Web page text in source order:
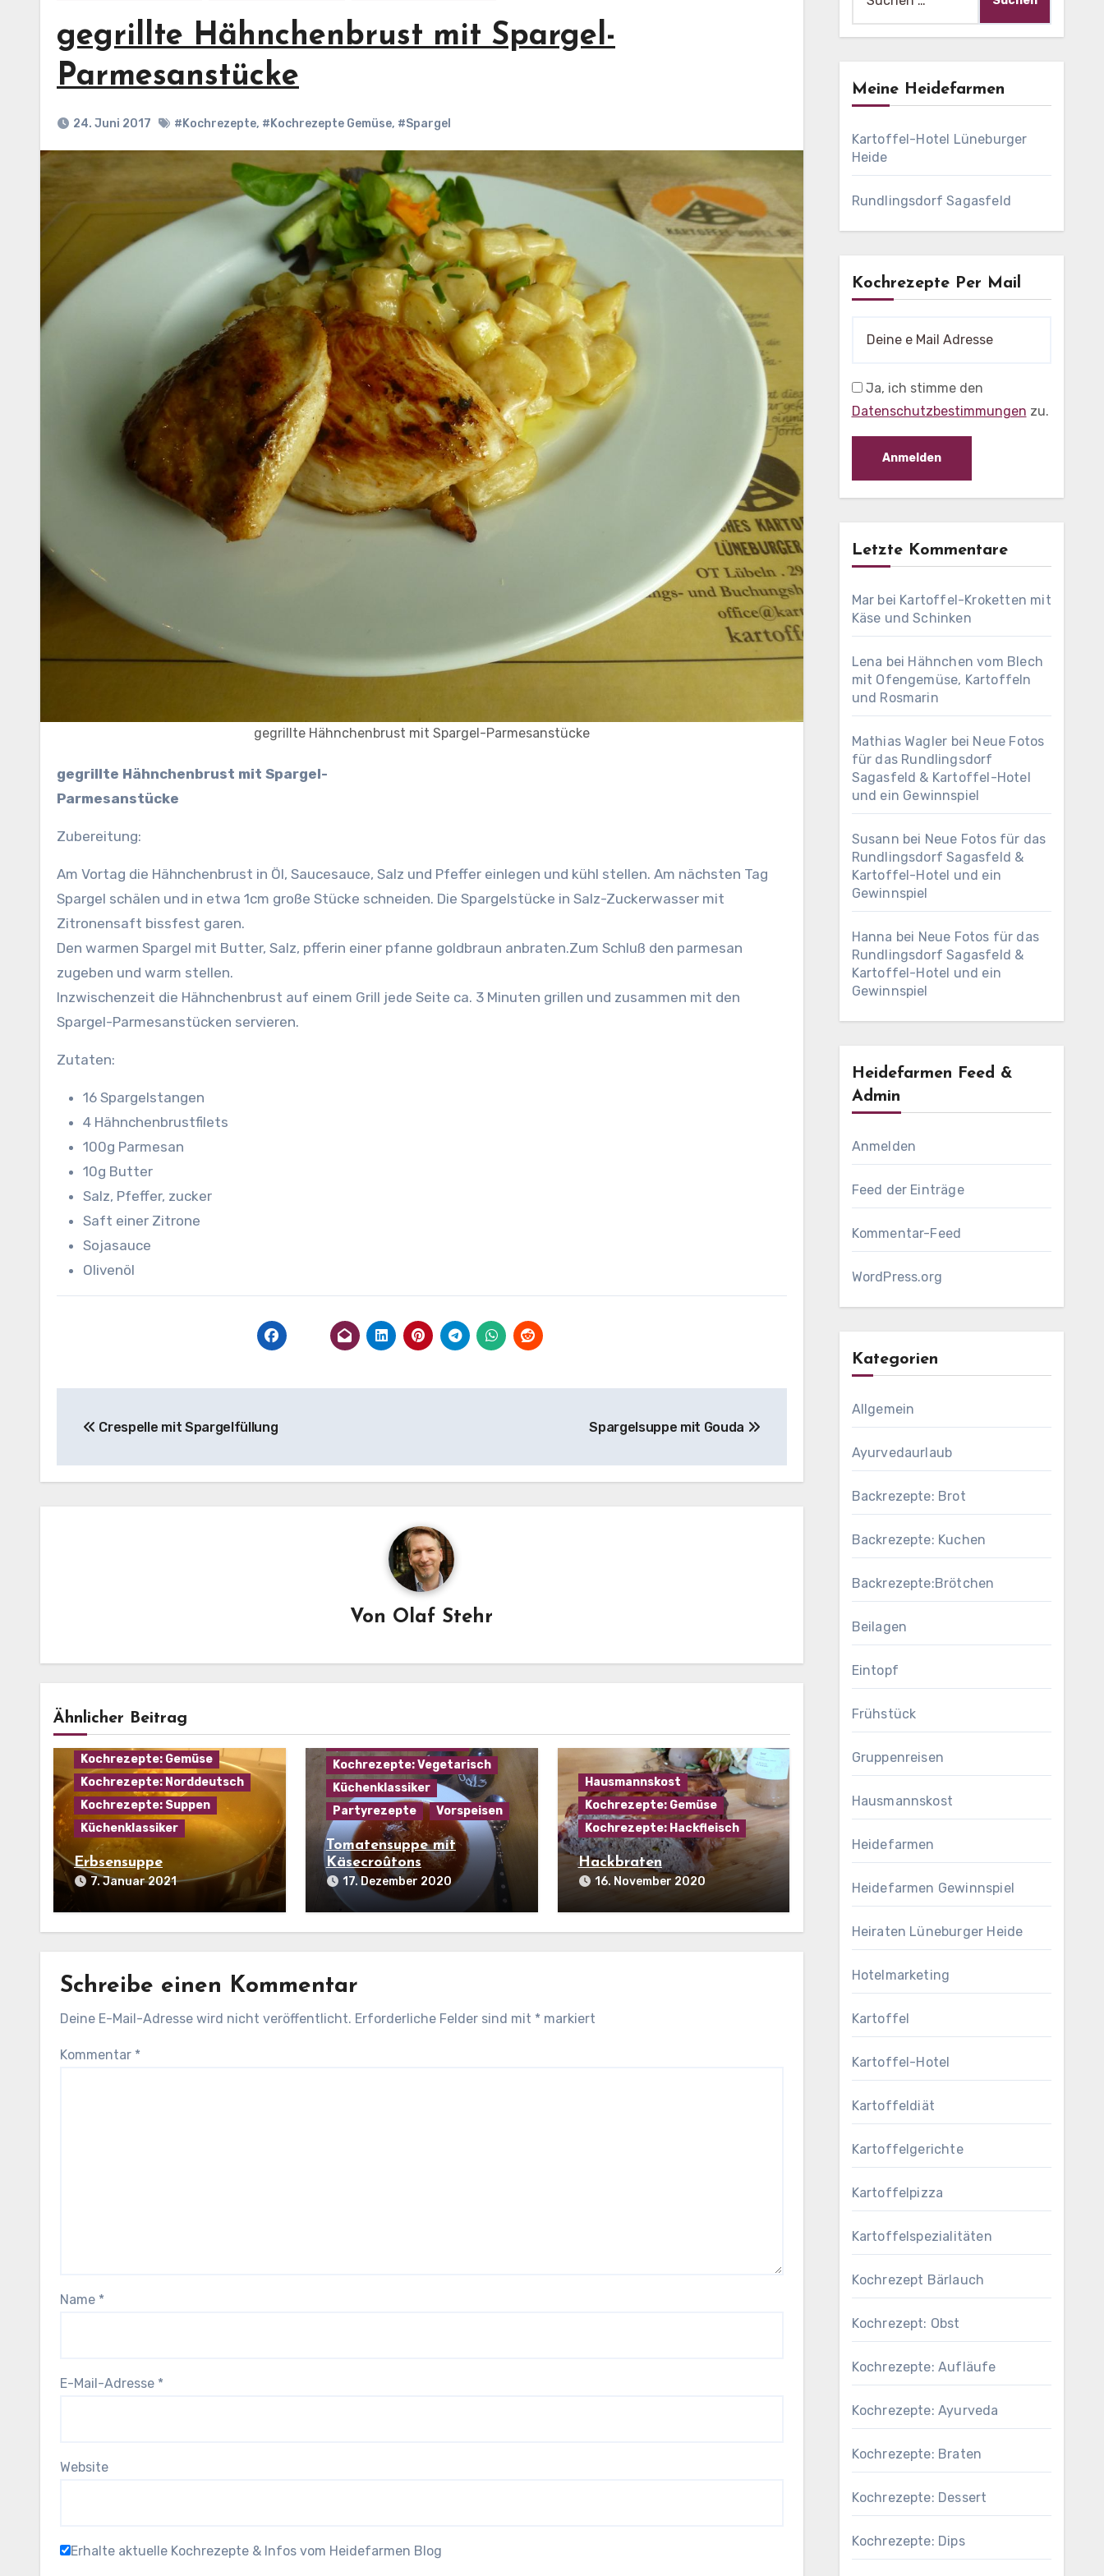
gegrillte Hähnchenbrust mit Spargel-
Parmesanstücke
24. Juni 2017 #Kochrezepte, #Kochrezepte Gemüse, #Spargel
gegrillte Hähnchenbrust mit Spargel-Parmesanstücke
gegrillte Hähnchenbrust mit Spargel-
Parmesanstücke
Zubereitung:
Am Vortag die Hähnchenbrust in Öl, Saucesauce, Salz und Pfeffer einlegen und kühl stellen. Am nächsten Tag
Spargel schälen und in etwa 1cm große Stücke schneiden. Die Spargelstücke in Salz-Zuckerwasser mit
Zitronensaft bissfest garen.
Den warmen Spargel mit Butter, Salz, pfferin einer pfanne goldbraun anbraten.Zum Schluß den parmesan
zugeben und warm stellen.
Inzwischenzeit die Hähnchenbrust auf einem Grill jede Seite ca. 3 Minuten grillen und zusammen mit den
Spargel-Parmesanstücken servieren.
Zutaten:
16 Spargelstangen
4 Hähnchenbrustfilets
100g Parmesan
10g Butter
Salz, Pfeffer, zucker
Saft einer Zitrone
Sojasauce
Olivenöl
Crespelle mit Spargelfüllung Spargelsuppe mit Gouda
Von Olaf Stehr
Ähnlicher Beitrag
Eintopf
Hausmannskost
Kochrezepte: Fleisch
Kochrezepte: Gemüse
Kochrezepte: Norddeutsch
Kochrezepte: Suppen
Küchenklassiker
Erbsensuppe
7. Januar 2021
Kochrezepte: Vegetarisch
Küchenklassiker
Partyrezepte
Vorspeisen
Tomatensuppe mit
Käsecroûtons
17. Dezember 2020
Hausmannskost
Kochrezepte: Gemüse
Kochrezepte: Hackfleisch
Hackbraten
16. November 2020
Schreibe einen Kommentar
Deine E-Mail-Adresse wird nicht veröffentlicht. Erforderliche Felder sind mit * markiert
Kommentar *
Name *
E-Mail-Adresse *
Website
Erhalte aktuelle Kochrezepte & Infos vom Heidefarmen Blog
nach:
Meine Heidefarmen
Kartoffel-Hotel Lüneburger
Heide
Rundlingsdorf Sagasfeld
Kochrezepte Per Mail
Ja, ich stimme den
Datenschutzbestimmungen zu.
Letzte Kommentare
Mar bei Kartoffel-Kroketten mit
Käse und Schinken
Lena bei Hähnchen vom Blech
mit Ofengemüse, Kartoffeln
und Rosmarin
Mathias Wagler bei Neue Fotos
für das Rundlingsdorf
Sagasfeld & Kartoffel-Hotel
und ein Gewinnspiel
Susann bei Neue Fotos für das
Rundlingsdorf Sagasfeld &
Kartoffel-Hotel und ein
Gewinnspiel
Hanna bei Neue Fotos für das
Rundlingsdorf Sagasfeld &
Kartoffel-Hotel und ein
Gewinnspiel
Heidefarmen Feed &
Admin
Anmelden
Feed der Einträge
Kommentar-Feed
WordPress.org
Kategorien
Allgemein
Ayurvedaurlaub
Backrezepte: Brot
Backrezepte: Kuchen
Backrezepte:Brötchen
Beilagen
Eintopf
Frühstück
Gruppenreisen
Hausmannskost
Heidefarmen
Heidefarmen Gewinnspiel
Heiraten Lüneburger Heide
Hotelmarketing
Kartoffel
Kartoffel-Hotel
Kartoffeldiät
Kartoffelgerichte
Kartoffelpizza
Kartoffelspezialitäten
Kochrezept Bärlauch
Kochrezept: Obst
Kochrezepte: Aufläufe
Kochrezepte: Ayurveda
Kochrezepte: Braten
Kochrezepte: Dessert
Kochrezepte: Dips